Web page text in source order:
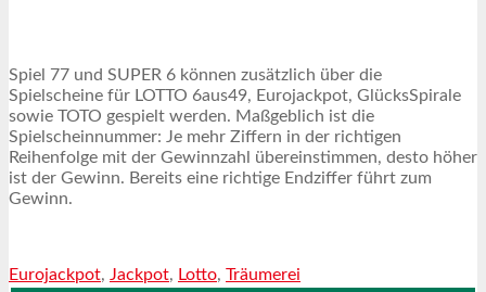
Spiel 77 und SUPER 6 können zusätzlich über die
Spielscheine für LOTTO 6aus49, Eurojackpot, GlücksSpirale
sowie TOTO gespielt werden. Maßgeblich ist die
Spielscheinnummer: Je mehr Ziffern in der richtigen
Reihenfolge mit der Gewinnzahl übereinstimmen, desto höher
ist der Gewinn. Bereits eine richtige Endziffer führt zum
Gewinn.
Eurojackpot, Jackpot, Lotto, Träumerei